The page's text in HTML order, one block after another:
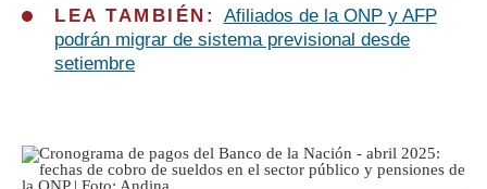
LEA TAMBIÉN: Afiliados de la ONP y AFP
podrán migrar de sistema previsional desde
setiembre